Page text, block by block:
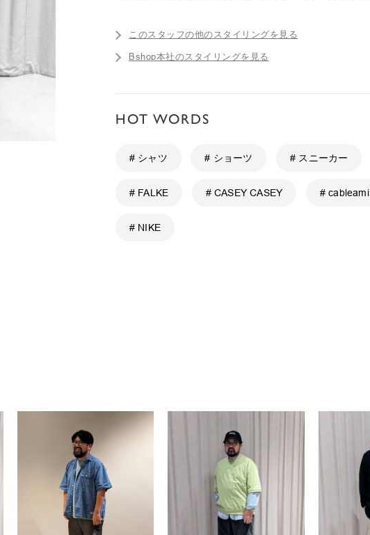
このスタッフの他のスタイリングを見る
Bshop本社のスタイリングを見る
HOT WORDS
# シャツ # ショーツ # スニーカー
# FALKE # CASEY CASEY # cableami
# NIKE